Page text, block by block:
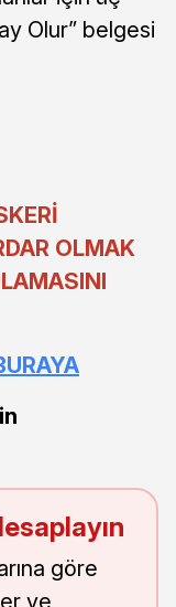
Olur” belgesi
OLMAK
göre
ve